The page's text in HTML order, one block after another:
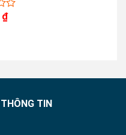
₫
THÔNG TIN